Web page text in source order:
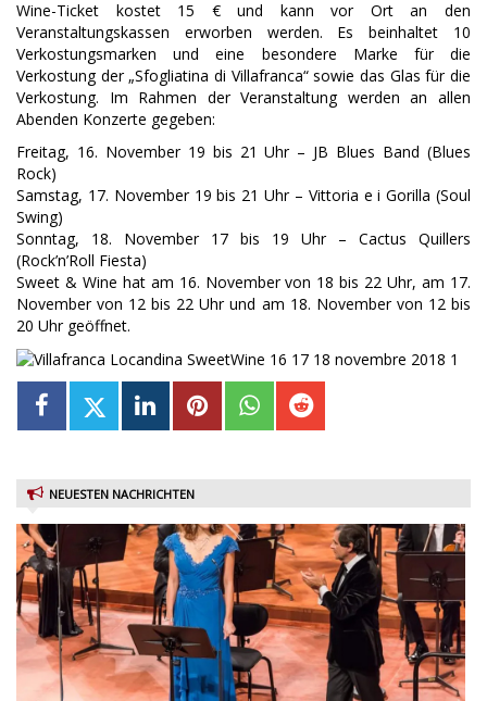
Wine-Ticket kostet 15 € und kann vor Ort an den
Veranstaltungskassen erworben werden. Es beinhaltet 10
Verkostungsmarken und eine besondere Marke für die
Verkostung der „Sfogliatina di Villafranca“ sowie das Glas für die
Verkostung. Im Rahmen der Veranstaltung werden an allen
Abenden Konzerte gegeben:
Freitag, 16. November 19 bis 21 Uhr – JB Blues Band (Blues
Rock)
Samstag, 17. November 19 bis 21 Uhr – Vittoria e i Gorilla (Soul
Swing)
Sonntag, 18. November 17 bis 19 Uhr – Cactus Quillers
(Rock’n’Roll Fiesta)
Sweet & Wine hat am 16. November von 18 bis 22 Uhr, am 17.
November von 12 bis 22 Uhr und am 18. November von 12 bis
20 Uhr geöffnet.
NEUESTEN NACHRICHTEN